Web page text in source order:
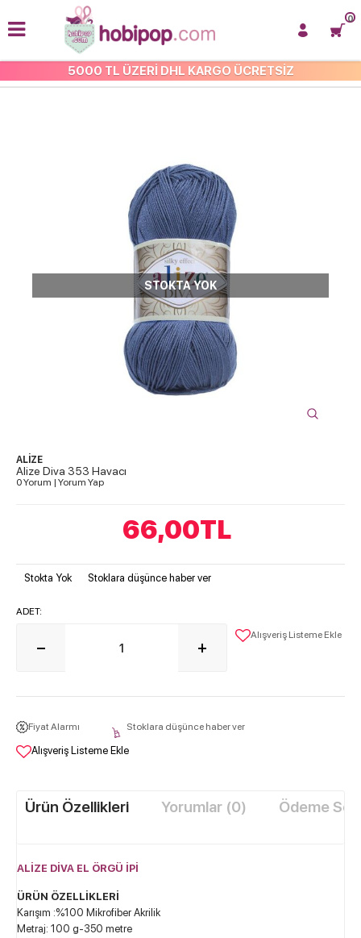
5000 TL ÜZERİ DHL KARGO ÜCRETSİZ
0
ALİZE DİVA
STOKTA YOK
ALİZE
Alize Diva 353 Havacı
0 Yorum | Yorum Yap
66,00TL
Stokta Yok Stoklara düşünce haber ver
ADET:
Alışveriş Listeme Ekle
Fiyat Alarmı Stoklara düşünce haber ver
Alışveriş Listeme Ekle
Ürün Özellikleri Yorumlar (0) Ödeme
ALİZE DİVA EL ÖRGÜ İPİ
ÜRÜN ÖZELLİKLERİ
Karışım :%100 Mikrofiber Akrilik
Metraj: 100 g-350 metre